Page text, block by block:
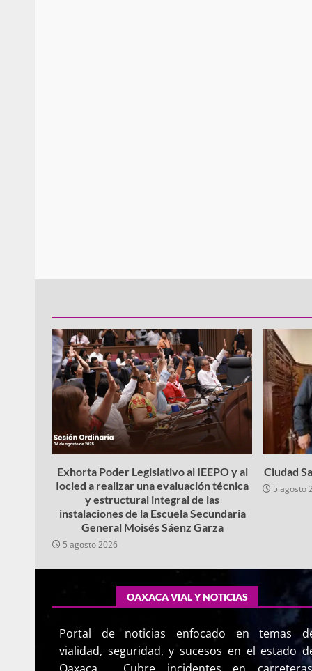
Exhorta Poder Legislativo al IEEPO y al
Iocied a realizar una evaluación técnica
y estructural integral de las
instalaciones de la Escuela Secundaria
General Moisés Sáenz Garza
5 agosto 2026
Ciudad
5 agosto
OAXACA VIAL Y NOTICIAS
Portal de noticias enfocado en temas
vialidad, seguridad, y sucesos en el estado